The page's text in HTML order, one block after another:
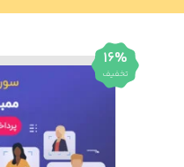
16%
تخفیف